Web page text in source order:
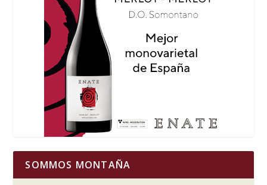
SOMMOS MONTAÑA